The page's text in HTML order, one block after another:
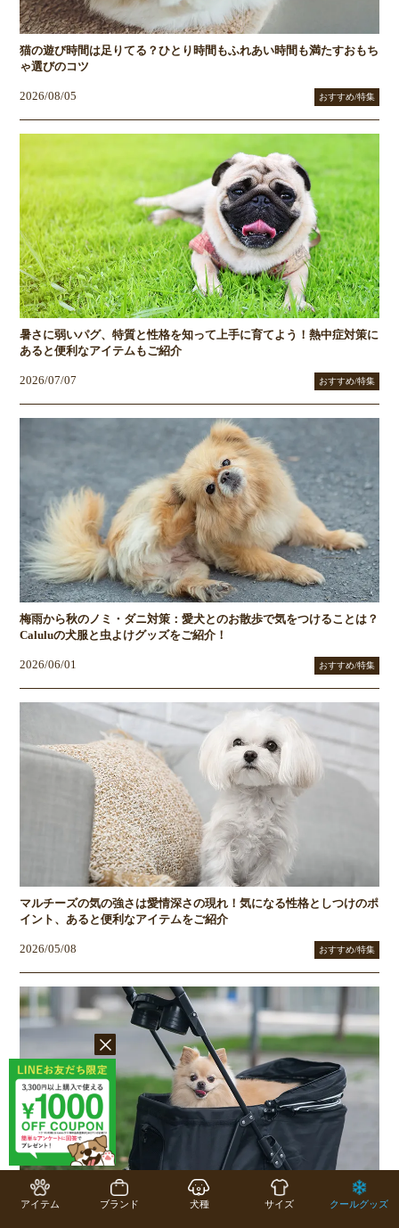
アイテム ブランド 犬種 サイズ クールグッズ
猫の遊び時間は足りてる？ひとり時間もふれあい時間も満たすおもち
ゃ選びのコツ
2026/08/05 おすすめ/特集
暑さに弱いパグ、特質と性格を知って上手に育てよう！熱中症対策に
あると便利なアイテムもご紹介
2026/07/07 おすすめ/特集
梅雨から秋のノミ・ダニ対策：愛犬とのお散歩で気をつけることは？
Caluluの犬服と虫よけグッズをご紹介！
2026/06/01 おすすめ/特集
マルチーズの気の強さは愛情深さの現れ！気になる性格としつけのポ
イント、あると便利なアイテムをご紹介
2026/05/08 おすすめ/特集
ペットカートは暑さ対策にも便利！犬・猫の夏のお散歩・お出かけに
役立つ活用法